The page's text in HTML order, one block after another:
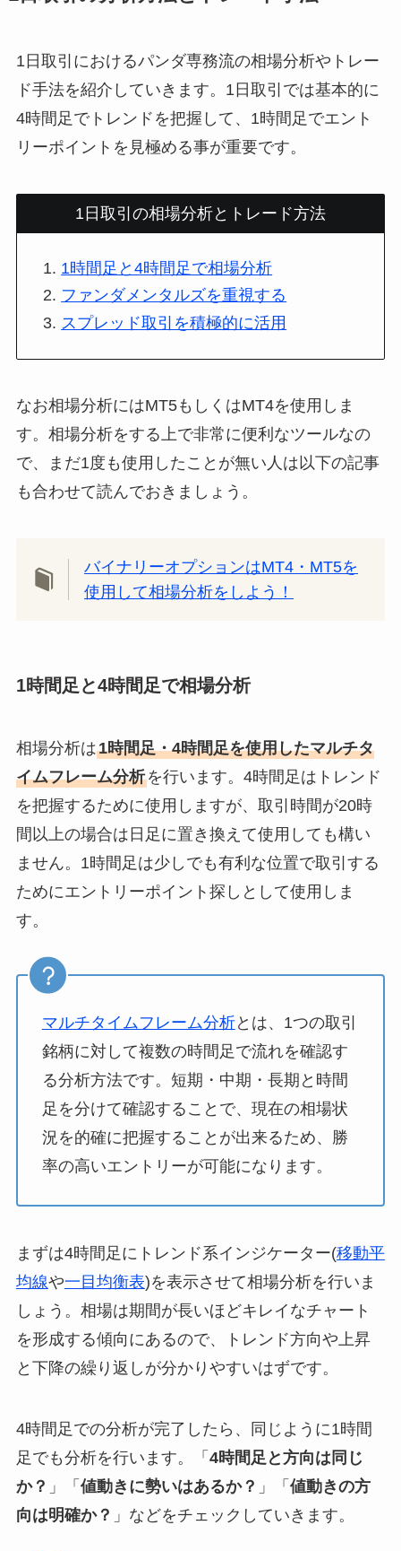
1日取引におけるパンダ専務流の相場分析やトレー
ド手法を紹介していきます。1日取引では基本的に
4時間足でトレンドを把握して、1時間足でエント
リーポイントを見極める事が重要です。
1日取引の相場分析とトレード方法
1時間足と4時間足で相場分析
ファンダメンタルズを重視する
スプレッド取引を積極的に活用
なお相場分析にはMT5もしくはMT4を使用しま
す。相場分析をする上で非常に便利なツールなの
で、まだ1度も使用したことが無い人は以下の記事
も合わせて読んでおきましょう。
バイナリーオプションはMT4・MT5を
使用して相場分析をしよう！
1時間足と4時間足で相場分析
相場分析は1時間足・4時間足を使用したマルチタ
イムフレーム分析を行います。4時間足はトレンド
を把握するために使用しますが、取引時間が20時
間以上の場合は日足に置き換えて使用しても構い
ません。1時間足は少しでも有利な位置で取引する
ためにエントリーポイント探しとして使用しま
す。
マルチタイムフレーム分析とは、1つの取引
銘柄に対して複数の時間足で流れを確認す
る分析方法です。短期・中期・長期と時間
足を分けて確認することで、現在の相場状
況を的確に把握することが出来るため、勝
率の高いエントリーが可能になります。
まずは4時間足にトレンド系インジケーター(移動平
均線や一目均衡表)を表示させて相場分析を行いま
しょう。相場は期間が長いほどキレイなチャート
を形成する傾向にあるので、トレンド方向や上昇
と下降の繰り返しが分かりやすいはずです。
4時間足での分析が完了したら、同じように1時間
足でも分析を行います。「 4時間足と方向は同じ
か？ 」「 値動きに勢いはあるか？ 」「 値動きの方
向は明確か？ 」などをチェックしていきます。